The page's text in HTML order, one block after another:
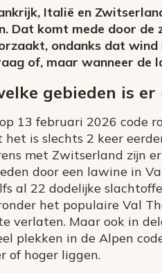
Italië en
Dat komt mede door de
ondanks dat wind
of, maar wanneer de
gebieden is
13 februari 2026 code
is slechts 2 keer
met Zwitserland zijn
door een lawine in
al 22 dodelijke
het populaire Val
verlaten. Maar ook in
plekken in de Alpen
of hoger liggen.